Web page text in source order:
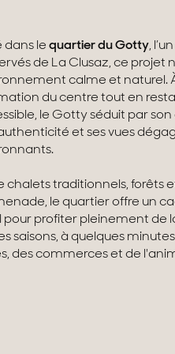
dans le quartier du Gotty,
de La Clusaz, ce projet
calme et naturel.
du centre tout en
le Gotty séduit par
et ses vues
chalets traditionnels, forêts
le quartier offre un
pour profiter pleinement de
saisons, à quelques
des commerces et de